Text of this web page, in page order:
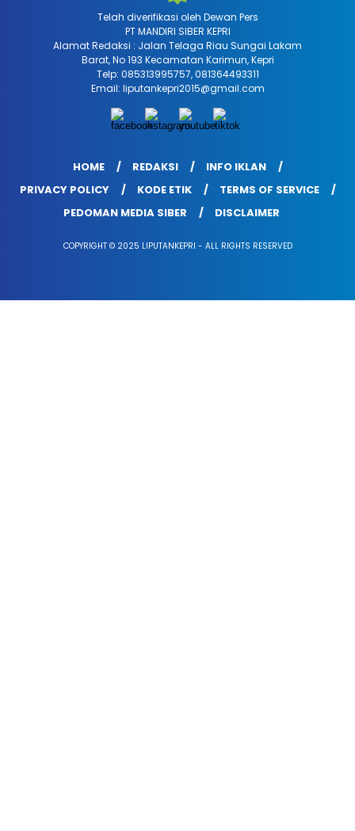
Telah diverifikasi oleh Dewan Pers
PT MANDIRI SIBER KEPRI
Alamat Redaksi : Jalan Telaga Riau Sungai Lakam
Barat, No 193 Kecamatan Karimun, Kepri
Telp: 085313995757, 081364493311
Email: liputankepri2015@gmail.com
HOME REDAKSI
INFO IKLAN
PRIVACY POLICY
KODE ETIK
TERMS OF SERVICE
PEDOMAN MEDIA SIBER
DISCLAIMER
COPYRIGHT © 2025 LIPUTANKEPRI - ALL RIGHTS RESERVED